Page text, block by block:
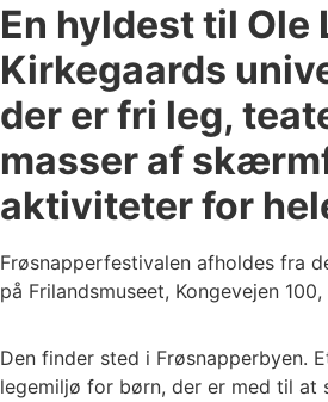
En hyldest til Ole
Kirkegaards
der er fri leg,
masser af
aktiviteter for
Frøsnapperfestivalen afholdes fra
på Frilandsmuseet, Kongevejen
Den finder sted i Frøsnapperbyen.
legemiljø for børn, der er med til at